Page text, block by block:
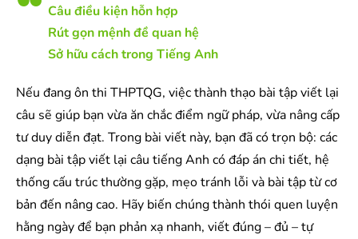
Câu điều kiện hỗn hợp
Rút gọn mệnh đề quan hệ
Sở hữu cách trong Tiếng Anh
Nếu đang ôn thi THPTQG, việc thành thạo bài tập viết lại
câu sẽ giúp bạn vừa ăn chắc điểm ngữ pháp, vừa nâng cấp
tư duy diễn đạt. Trong bài viết này, bạn đã có trọn bộ: các
dạng bài tập viết lại câu tiếng Anh có đáp án chi tiết, hệ
thống cấu trúc thường gặp, mẹo tránh lỗi và bài tập từ cơ
bản đến nâng cao. Hãy biến chúng thành thói quen luyện
hằng ngày để bạn phản xạ nhanh, viết đúng – đủ – tự